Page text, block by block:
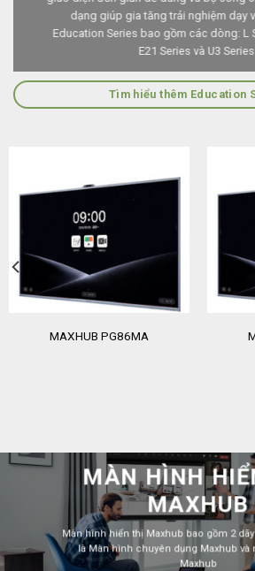
dạng giúp gia tăng trải nghiệm dạy
Education Series bao gồm các dòng: L
E21 Series và U3
Tìm hiểu thêm Education
MAXHUB PG86MA
MÀN HÌNH
MAXHUB
Màn hình hiển thị Maxhub bao gồm 2
là Màn hình chuyên dụng Maxhub và
Maxhub